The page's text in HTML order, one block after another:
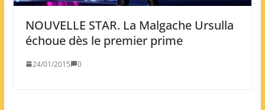
NOUVELLE STAR. La Malgache Ursulla
échoue dès le premier prime
24/01/2015 0